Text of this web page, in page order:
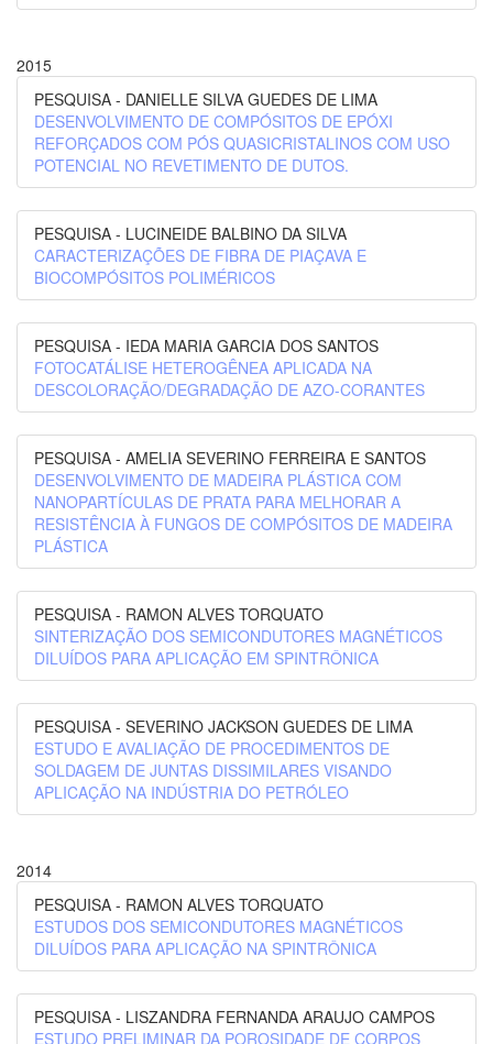
2015
PESQUISA - DANIELLE SILVA GUEDES DE LIMA
DESENVOLVIMENTO DE COMPÓSITOS DE EPÓXI
REFORÇADOS COM PÓS QUASICRISTALINOS COM USO
POTENCIAL NO REVETIMENTO DE DUTOS.
PESQUISA - LUCINEIDE BALBINO DA SILVA
CARACTERIZAÇÕES DE FIBRA DE PIAÇAVA E
BIOCOMPÓSITOS POLIMÉRICOS
PESQUISA - IEDA MARIA GARCIA DOS SANTOS
FOTOCATÁLISE HETEROGÊNEA APLICADA NA
DESCOLORAÇÃO/DEGRADAÇÃO DE AZO-CORANTES
PESQUISA - AMELIA SEVERINO FERREIRA E SANTOS
DESENVOLVIMENTO DE MADEIRA PLÁSTICA COM
NANOPARTÍCULAS DE PRATA PARA MELHORAR A
RESISTÊNCIA À FUNGOS DE COMPÓSITOS DE MADEIRA
PLÁSTICA
PESQUISA - RAMON ALVES TORQUATO
SINTERIZAÇÃO DOS SEMICONDUTORES MAGNÉTICOS
DILUÍDOS PARA APLICAÇÃO EM SPINTRÔNICA
PESQUISA - SEVERINO JACKSON GUEDES DE LIMA
ESTUDO E AVALIAÇÃO DE PROCEDIMENTOS DE
SOLDAGEM DE JUNTAS DISSIMILARES VISANDO
APLICAÇÃO NA INDÚSTRIA DO PETRÓLEO
2014
PESQUISA - RAMON ALVES TORQUATO
ESTUDOS DOS SEMICONDUTORES MAGNÉTICOS
DILUÍDOS PARA APLICAÇÃO NA SPINTRÔNICA
PESQUISA - LISZANDRA FERNANDA ARAUJO CAMPOS
ESTUDO PRELIMINAR DA POROSIDADE DE CORPOS